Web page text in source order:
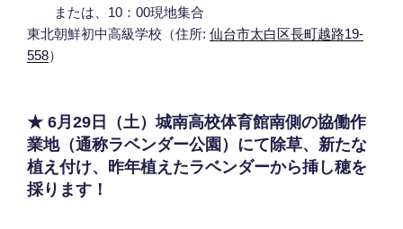
または、10：00現地集合
東北朝鮮初中高級学校（住所: 仙台市太白区長町越路19-
558）
★ 6月29日（土）城南高校体育館南側の協働作
業地（通称ラベンダー公園）にて除草、新たな
植え付け、昨年植えたラベンダーから挿し穂を
採ります！